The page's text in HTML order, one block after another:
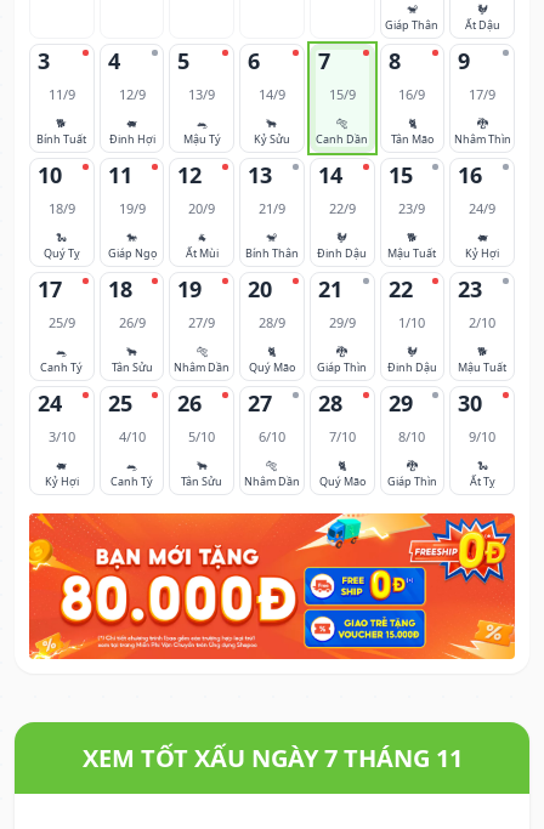
🐒
Giáp Thân
🐓
Ất Dậu
3
11/9
🐕
Bính Tuất
4
12/9
🐖
Đinh Hợi
5
13/9
🐀
Mậu Tý
6
14/9
🐂
Kỷ Sửu
7
15/9
🐅
Canh Dần
8
16/9
🐈
Tân Mão
9
17/9
🐉
Nhâm Thìn
10
18/9
🐍
Quý Tỵ
11
19/9
🐎
Giáp Ngọ
12
20/9
🐐
Ất Mùi
13
21/9
🐒
Bính Thân
14
22/9
🐓
Đinh Dậu
15
23/9
🐕
Mậu Tuất
16
24/9
🐖
Kỷ Hợi
17
25/9
🐀
Canh Tý
18
26/9
🐂
Tân Sửu
19
27/9
🐅
Nhâm Dần
20
28/9
🐈
Quý Mão
21
29/9
🐉
Giáp Thìn
22
1/10
🐓
Đinh Dậu
23
2/10
🐕
Mậu Tuất
24
3/10
🐖
Kỷ Hợi
25
4/10
🐀
Canh Tý
26
5/10
🐂
Tân Sửu
27
6/10
🐅
Nhâm Dần
28
7/10
🐈
Quý Mão
29
8/10
🐉
Giáp Thìn
30
9/10
🐍
Ất Tỵ
XEM TỐT XẤU NGÀY 7 THÁNG 11